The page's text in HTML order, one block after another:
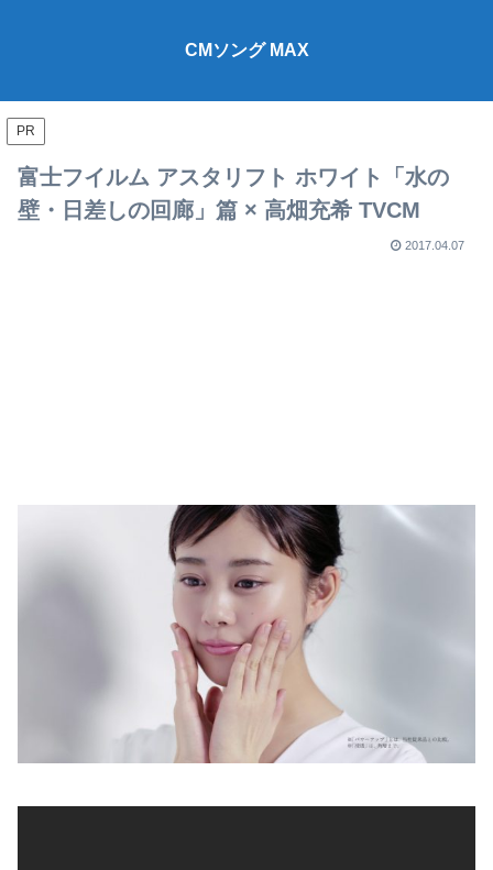
CMソング MAX
PR
富士フイルム アスタリフト ホワイト「水の
壁・日差しの回廊」篇 × 高畑充希 TVCM
2017.04.07